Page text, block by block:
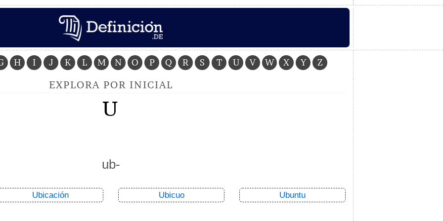
H I J K L M N O P Q R S T U V W X Y Z
EXPLORA POR INICIAL
U
ub-
Ubicación Ubicuo Ubuntu